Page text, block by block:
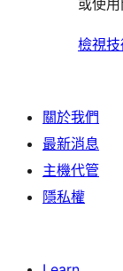
論
評
論
者
評
檢視
關於我們
最新消息
主機代管
隱私權